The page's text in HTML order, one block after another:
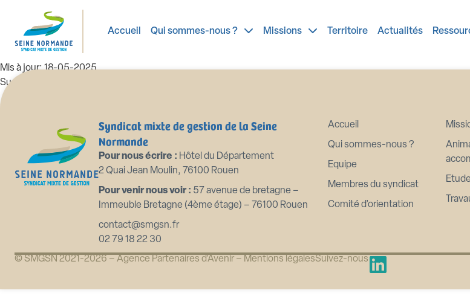
Accueil Qui sommes-nous ? Missions Territoire Actualités
2020 10 01 installation nouveau CS
Taille du fichier: 1.37 Mo
Créé: 18-05-2025
Mis à jour: 18-05-2025
Succès: 71
Syndicat mixte de gestion de la Seine
Normande
Pour nous écrire : Hôtel du Département
2 Quai Jean Moulin, 76100 Rouen
Pour venir nous voir : 57 avenue de bretagne –
Immeuble Bretagne (4ème étage) – 76100 Rouen
contact@smgsn.fr
02 79 18 22 30
Accueil
Qui sommes-nous ?
Equipe
Membres du syndicat
Comité d’orientation
© SMGSN 2021-2026 – Agence Partenaires d’Avenir – Mentions légalesSuivez-nous